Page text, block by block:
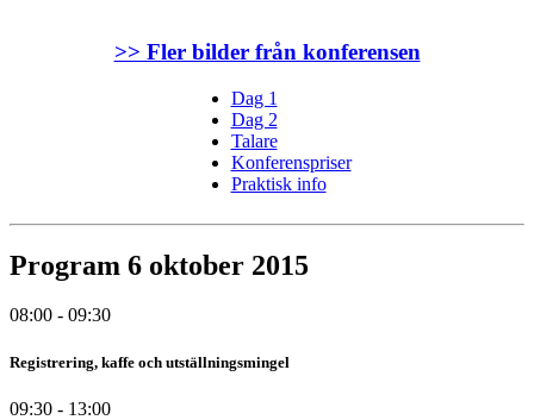
>> Fler bilder från konferensen
Dag 1
Dag 2
Talare
Konferenspriser
Praktisk info
Program 6 oktober 2015
08:00 - 09:30
Registrering, kaffe och utställningsmingel
09:30 - 13:00